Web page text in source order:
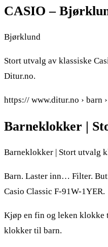
CASIO –
Bjørklund
Stort utvalg av klassiske
Ditur.no.
https:// www.ditur.no › barn
Barneklokker |
Barneklokker | Stort utvalg
Barn. Laster inn… Filter.
Casio Classic F-91W-1YER.
Kjøp en fin og leken klokke
klokker til barn.